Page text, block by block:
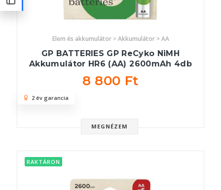
Elem és akkumulátor > Akkumulátor > AA
GP BATTERIES GP ReCyko NiMH
Akkumulátor HR6 (AA) 2600mAh 4db
8 800 Ft
MEGNÉZEM
2 év garancia
RAKTÁRON